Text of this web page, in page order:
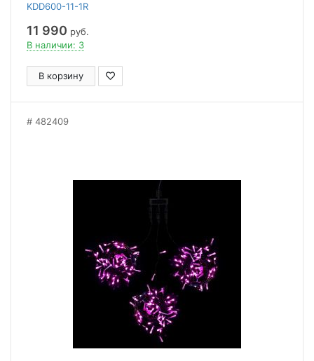
KDD600-11-1R
11 990 руб.
В наличии: 3
В корзину
482409